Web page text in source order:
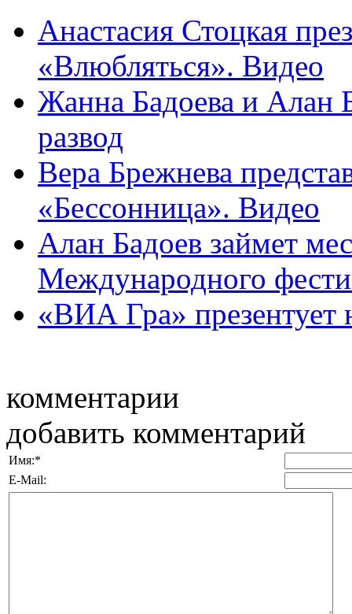
Анастасия Стоцкая
«Влюбляться». Видео
Жанна Бадоева и Алан
развод
Вера Брежнева
«Бессонница». Видео
Алан Бадоев займет
Международного
«ВИА Гра» презентует
комментарии
добавить комментарий
Имя:*
E-Mail: